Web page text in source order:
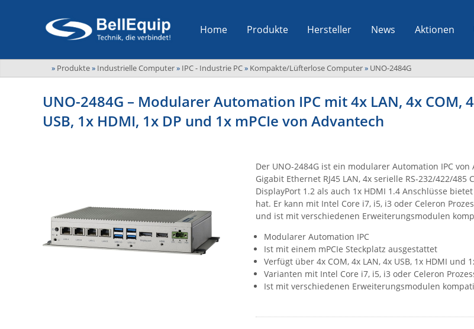
Home Produkte Hersteller News Aktionen
» Produkte» Industrielle Computer» IPC - Industrie PC» Kompakte/Lüfterlose Computer» UNO-2484G
UNO-2484G – Modularer Automation IPC mit 4x LAN, 4x COM,
USB, 1x HDMI, 1x DP und 1x mPCIe von Advantech
Der UNO-2484G ist ein modularer Automation IPC
Gigabit Ethernet RJ45 LAN, 4x serielle RS-232/422/485
DisplayPort 1.2 als auch 1x HDMI 1.4 Anschlüsse
hat. Er kann mit Intel Core i7, i5, i3 oder Celeron
und ist mit verschiedenen Erweiterungsmodulen
Modularer Automation IPC
Ist mit einem mPCIe Steckplatz ausgestattet
Verfügt über 4x COM, 4x LAN, 4x USB, 1x HDMI und
Varianten mit Intel Core i7, i5, i3 oder Celeron
Ist mit verschiedenen Erweiterungsmodulen